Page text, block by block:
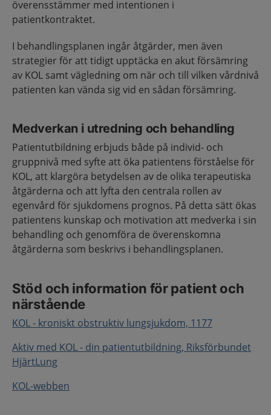
överensstämmer med intentionen i
patientkontraktet.
I behandlingsplanen ingår åtgärder, men även
strategier för att tidigt upptäcka en akut försämring
av KOL samt vägledning om när och till vilken vårdnivå
patienten kan vända sig vid en sådan försämring.
Medverkan i utredning och behandling
Patientutbildning erbjuds både på individ- och
gruppnivå med syfte att öka patientens förståelse för
KOL, att klargöra betydelsen av de olika terapeutiska
åtgärderna och att lyfta den centrala rollen av
egenvård för sjukdomens prognos. På detta sätt ökas
patientens kunskap och motivation att medverka i sin
behandling och genomföra de överenskomna
åtgärderna som beskrivs i behandlingsplanen.
Stöd och information för patient och
närstående
KOL - kroniskt obstruktiv lungsjukdom, 1177
Aktiv med KOL - din patientutbildning, Riksförbundet
HjärtLung
KOL-webben